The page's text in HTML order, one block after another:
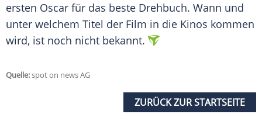
ersten Oscar für das beste Drehbuch. Wann und
unter welchem Titel der Film in die Kinos kommen
wird, ist noch nicht bekannt.
Quelle:spot on news AG
ZURÜCK ZUR STARTSEITE